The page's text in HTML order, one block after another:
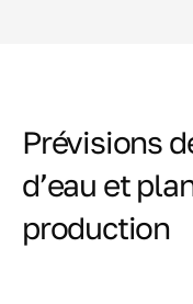
Prévisions
d’eau et
production